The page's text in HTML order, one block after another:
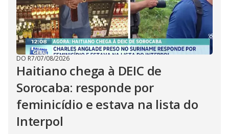
DO R7/07/08/2026
Haitiano chega à DEIC de
Sorocaba: responde por
feminicídio e estava na lista do
Interpol